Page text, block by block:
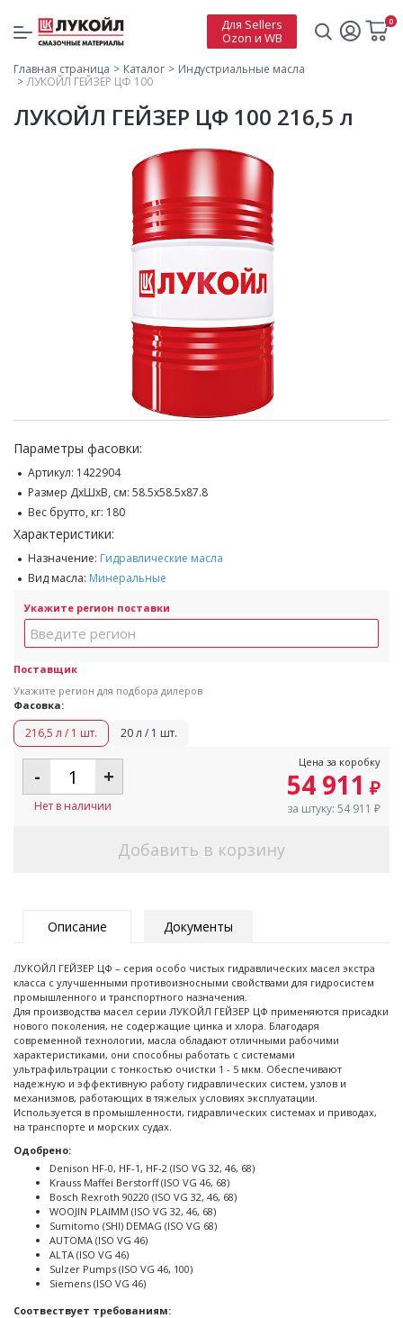
Для Sellers
Ozon и WB
0
Главная страница Каталог
Индустриальные масла
ЛУКОЙЛ ГЕЙЗЕР ЦФ 100
ЛУКОЙЛ ГЕЙЗЕР ЦФ 100 216,5 л
Параметры фасовки:
Артикул: 1422904
Размер ДхШхВ, см: 58.5x58.5x87.8
Вес брутто, кг: 180
Характеристики:
Назначение: Гидравлические масла
Вид масла: Минеральные
Укажите регион поставки
Поставщик
Укажите регион для подбора дилеров
Фасовка:
216,5 л / 1 шт. 20 л / 1 шт.
- +
Нет в наличии
Цена за коробку
54 911 ₽
за штуку: 54 911 ₽
Добавить в корзину
Описание Документы
ЛУКОЙЛ ГЕЙЗЕР ЦФ – серия особо чистых гидравлических масел экстра
класса с улучшенными противоизносными свойствами для гидросистем
промышленного и транспортного назначения.
Для производства масел серии ЛУКОЙЛ ГЕЙЗЕР ЦФ применяются присадки
нового поколения, не содержащие цинка и хлора. Благодаря
современной технологии, масла обладают отличными рабочими
характеристиками, они способны работать с системами
ультрафильтрации с тонкостью очистки 1 - 5 мкм. Обеспечивают
надежную и эффективную работу гидравлических систем, узлов и
механизмов, работающих в тяжелых условиях эксплуатации.
Используется в промышленности, гидравлических системах и приводах,
на транспорте и морских судах.
Одобрено:
Denison HF-0, HF-1, HF-2 (ISO VG 32, 46, 68)
Krauss Maffei Berstorff (ISO VG 46, 68)
Bosch Rexroth 90220 (ISO VG 32, 46, 68)
WOOJIN PLAIMM (ISO VG 32, 46, 68)
Sumitomo (SHI) DEMAG (ISO VG 68)
AUTOMA (ISO VG 46)
ALTA (ISO VG 46)
Sulzer Pumps (ISO VG 46, 100)
Siemens (ISO VG 46)
Соотвествует требованиям: